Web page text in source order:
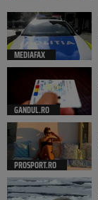
MEDIAFAX
GANDUL.RO
PROSPORT.RO